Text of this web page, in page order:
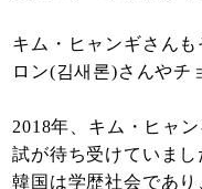
キム・ヒャンギさん
ロン(김새론)さんやチ
2018年、キム・ヒャ
試が待ち受けていまし
韓国は学歴社会であ